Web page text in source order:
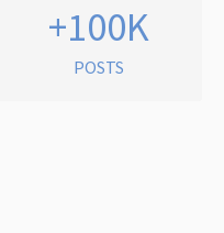
+100K
POSTS